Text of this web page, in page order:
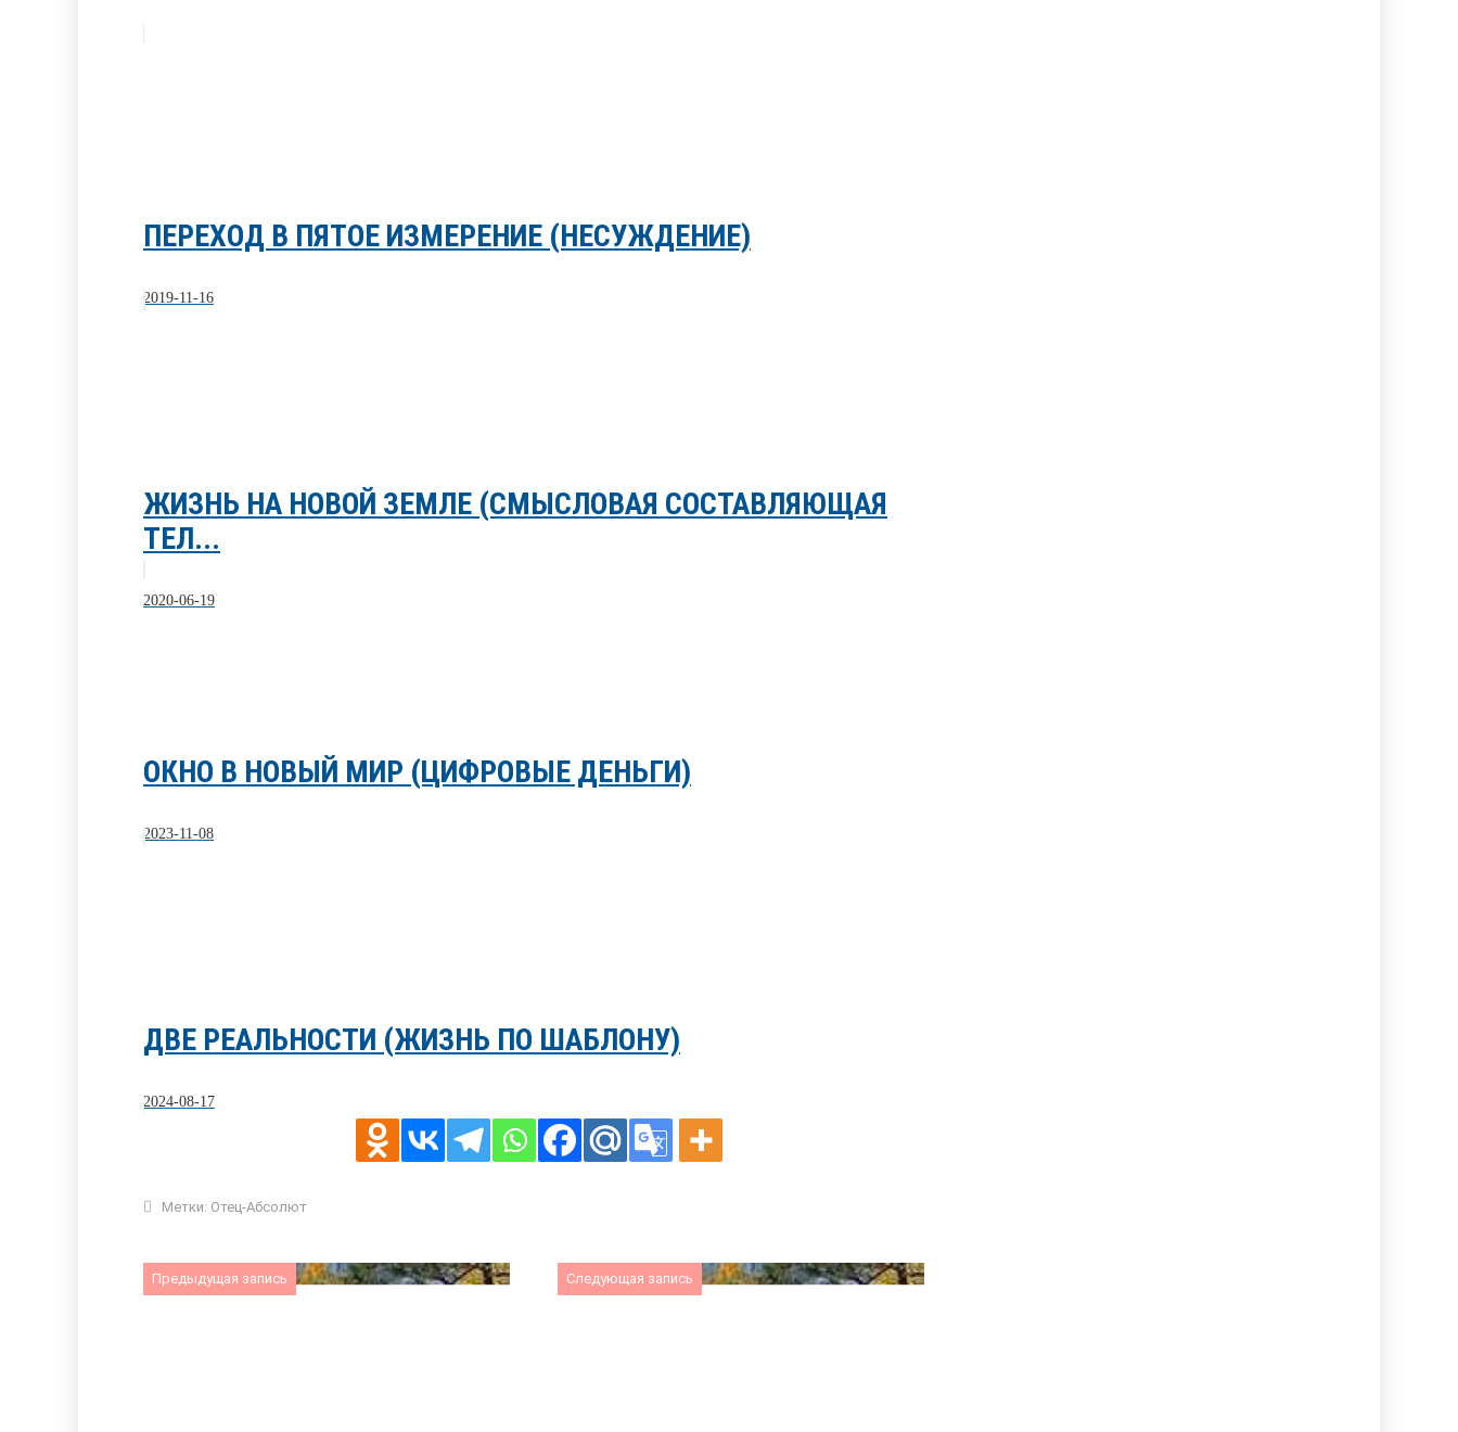
ПЕРЕХОД В ПЯТОЕ ИЗМЕРЕНИЕ (НЕСУЖДЕНИЕ)
2019-11-16
ЖИЗНЬ НА НОВОЙ ЗЕМЛЕ (СМЫСЛОВАЯ СОСТАВЛЯЮЩАЯ
ТЕЛ...
2020-06-19
ОКНО В НОВЫЙ МИР (ЦИФРОВЫЕ ДЕНЬГИ)
2023-11-08
ДВЕ РЕАЛЬНОСТИ (ЖИЗНЬ ПО ШАБЛОНУ)
2024-08-17
Метки: Отец-Абсолют
Предыдущая запись Следующая запись